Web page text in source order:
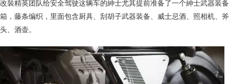
改裝精英团队给安全驾驶这辆车的紳士尤其提前准备了一个紳士武器装备
箱，藤条编织，里面包含厨具、刮胡子武器装备、威士忌酒、照相机、斧
头、酒壶。